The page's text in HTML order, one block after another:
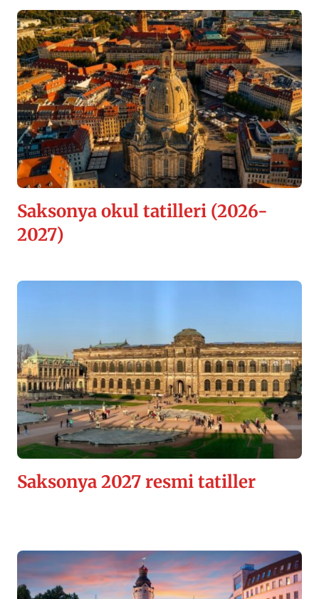
Saksonya okul tatilleri (2026-
2027)
Saksonya 2027 resmi tatiller